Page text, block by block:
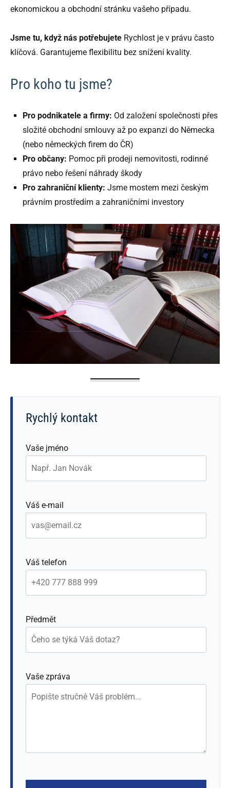
ekonomickou a obchodní stránku vašeho případu.
Jsme tu, když nás potřebujete Rychlost je v právu často
klíčová. Garantujeme flexibilitu bez snížení kvality.
Pro koho tu jsme?
Pro podnikatele a firmy: Od založení společnosti přes
složité obchodní smlouvy až po expanzi do Německa
(nebo německých firem do ČR)
Pro občany: Pomoc při prodeji nemovitosti, rodinné
právo nebo řešení náhrady škody
Pro zahraniční klienty: Jsme mostem mezi českým
právním prostředím a zahraničními investory
Rychlý kontakt
Vaše jméno
Váš e-mail
Váš telefon
Předmět
Vaše zpráva